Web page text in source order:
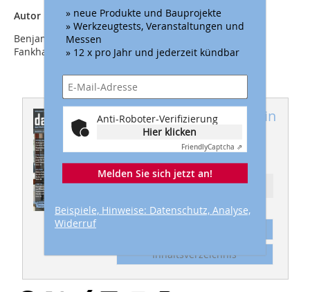
Autor
Benjamin Fankhauser ist Vertriebsleiter der woodtec
Fankhauser GmbH in Pfaffnau (CH).
Dieser Artikel erschien in
dach+holzbau
08/2023
Ressort: HOLZBAU
Inhaltsverzeichnis
» neue Produkte und Bauprojekte
» Werkzeugtests, Veranstaltungen und
Messen
» 12 x pro Jahr und jederzeit kündbar
Anti-Roboter-Verifizierung
Hier klicken
FriendlyCaptcha ⇗
Melden Sie sich jetzt an!
Beispiele, Hinweise: Datenschutz, Analyse,
Widerruf